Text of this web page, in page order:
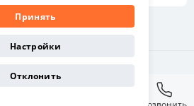
мебель», 2011-2026
Принять
Настройки
Отклонить